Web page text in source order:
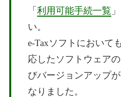
「利用可能手続一覧
い。
e-Taxソフトにおいて
応したソフトウェア
びバージョンアップ
なりました。